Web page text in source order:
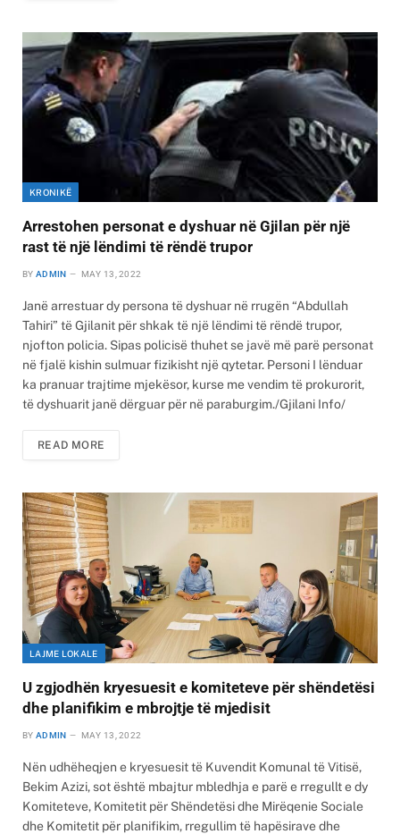
KRONIKË
Arrestohen personat e dyshuar në Gjilan për një
rast të një lëndimi të rëndë trupor
BY ADMIN MAY 13, 2022
Janë arrestuar dy persona të dyshuar në rrugën “Abdullah
Tahiri” të Gjilanit për shkak të një lëndimi të rëndë trupor,
njofton policia. Sipas policisë thuhet se javë më parë personat
në fjalë kishin sulmuar fizikisht një qytetar. Personi I lënduar
ka pranuar trajtime mjekësor, kurse me vendim të prokurorit,
të dyshuarit janë dërguar për në paraburgim./Gjilani Info/
READ MORE
LAJME LOKALE
U zgjodhën kryesuesit e komiteteve për shëndetësi
dhe planifikim e mbrojtje të mjedisit
BY ADMIN MAY 13, 2022
Nën udhëheqjen e kryesuesit të Kuvendit Komunal të Vitisë,
Bekim Azizi, sot është mbajtur mbledhja e parë e rregullt e dy
Komiteteve, Komitetit për Shëndetësi dhe Mirëqenie Sociale
dhe Komitetit për planifikim, rregullim të hapësirave dhe